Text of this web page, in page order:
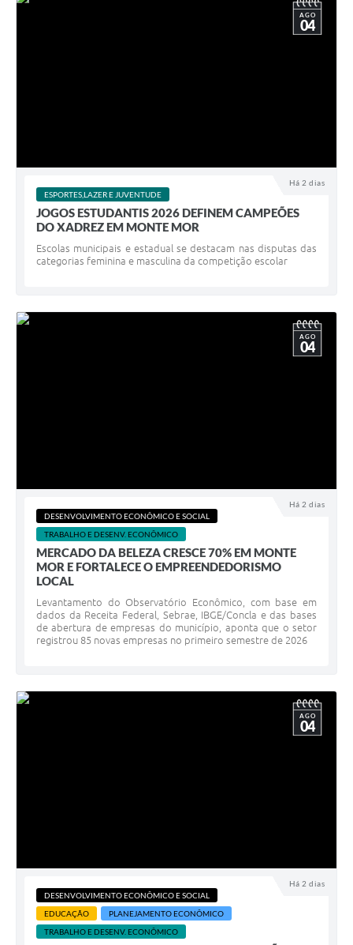
Há 2 dias
AGO
04
ESPORTES,LAZER E JUVENTUDE
JOGOS ESTUDANTIS 2026 DEFINEM CAMPEÕES
DO XADREZ EM MONTE MOR
Escolas municipais e estadual se destacam nas disputas das
categorias feminina e masculina da competição escolar
Há 2 dias
AGO
04
DESENVOLVIMENTO ECONÔMICO E SOCIAL
TRABALHO E DESENV. ECONÔMICO
MERCADO DA BELEZA CRESCE 70% EM MONTE
MOR E FORTALECE O EMPREENDEDORISMO
LOCAL
Levantamento do Observatório Econômico, com base em
dados da Receita Federal, Sebrae, IBGE/Concla e das bases
de abertura de empresas do município, aponta que o setor
registrou 85 novas empresas no primeiro semestre de 2026
Há 2 dias
AGO
04
DESENVOLVIMENTO ECONÔMICO E SOCIAL
EDUCAÇÃO
PLANEJAMENTO ECONÔMICO
TRABALHO E DESENV. ECONÔMICO